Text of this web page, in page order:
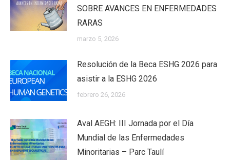
SOBRE AVANCES EN ENFERMEDADES
RARAS
marzo 5, 2026
Resolución de la Beca ESHG 2026 para
asistir a la ESHG 2026
febrero 26, 2026
Aval AEGH: III Jornada por el Día
Mundial de las Enfermedades
Minoritarias – Parc Taulí